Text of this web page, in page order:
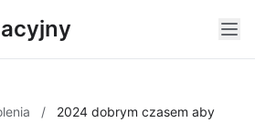
/
2024 dobrym czasem aby